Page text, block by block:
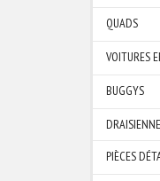
QUADS
VOITURES
BUGGYS
PIÈCES